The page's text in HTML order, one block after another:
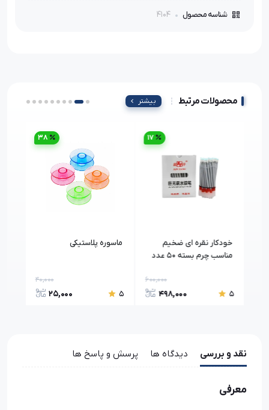
شناسه محصول 4104
محصولات مرتبط بیشتر
خودکار نقره ای ضخیم
مناسب چرم بسته ۵۰ عدد
5
600,000
498,000
17
ماسوره پلاستیکی
5
40,000
25,000
38
نقد و بررسی دیدگاه ها پرسش و پاسخ ها
معرفی